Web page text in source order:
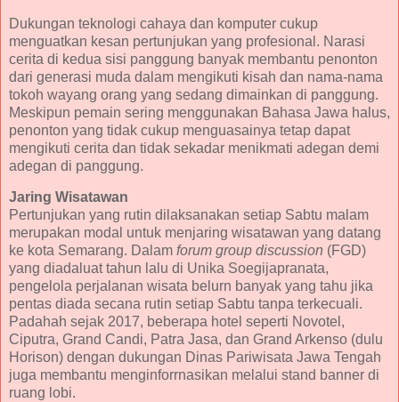
Dukungan teknologi cahaya dan komputer cukup
menguatkan kesan pertunjukan yang profesional. Narasi
cerita di kedua sisi panggung banyak membantu penonton
dari generasi muda dalam mengikuti kisah dan nama-nama
tokoh wayang orang yang sedang dimainkan di panggung.
Meskipun pemain sering menggunakan Bahasa Jawa halus,
penonton yang tidak cukup menguasainya tetap dapat
mengikuti cerita dan tidak sekadar menikmati adegan demi
adegan di panggung.
Jaring Wisatawan
Pertunjukan yang rutin dilaksanakan setiap Sabtu malam
merupakan modal untuk menjaring wisatawan yang datang
ke kota Semarang. Dalam forum group discussion (FGD)
yang diadaluat tahun lalu di Unika Soegijapranata,
pengelola perjalanan wisata belurn banyak yang tahu jika
pentas diada secana rutin setiap Sabtu tanpa terkecuali.
Padahah sejak 2017, beberapa hotel seperti Novotel,
Ciputra, Grand Candi, Patra Jasa, dan Grand Arkenso (dulu
Horison) dengan dukungan Dinas Pariwisata Jawa Tengah
juga membantu menginforrnasikan melalui stand banner di
ruang lobi.